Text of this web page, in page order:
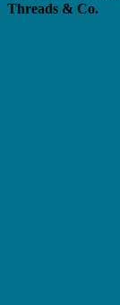
Threads & Co.